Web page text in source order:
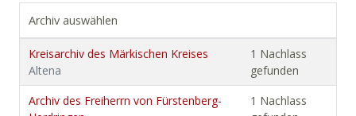
Archiv auswählen
Kreisarchiv des Märkischen Kreises
Altena
1 Nachlass
gefunden
Archiv des Freiherrn von Fürstenberg-
1 Nachlass